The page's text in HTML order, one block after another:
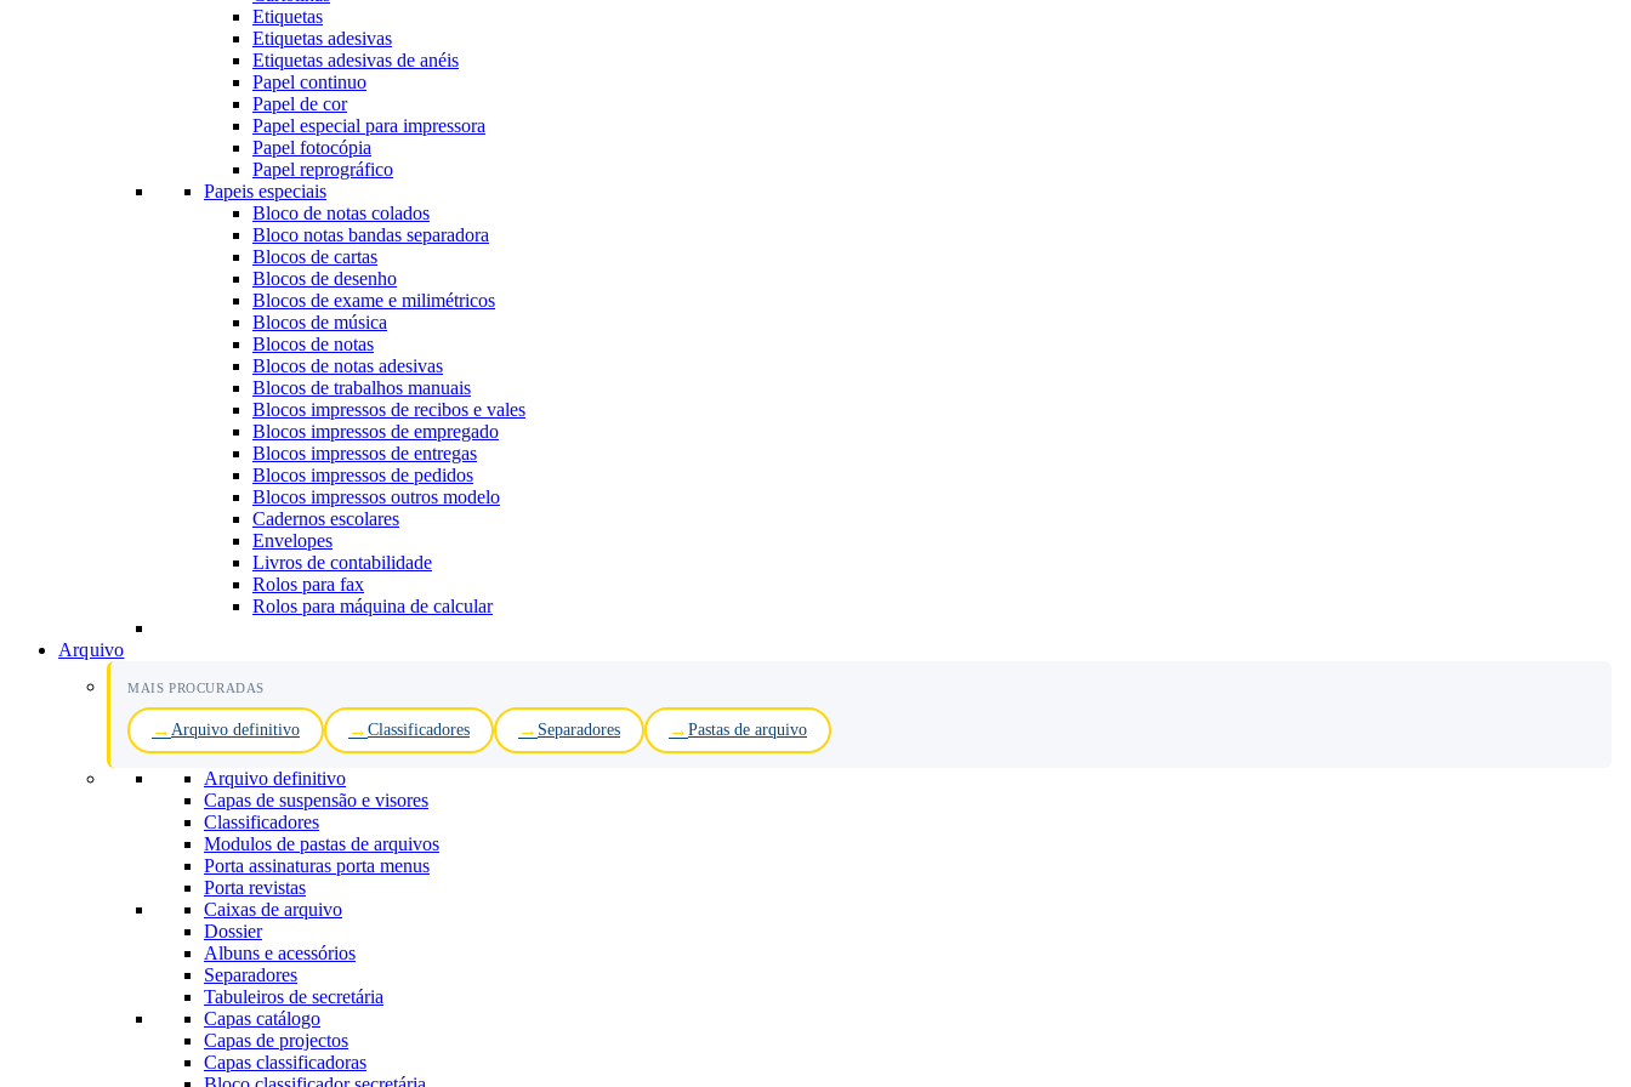
Etiquetas
Etiquetas adesivas
Etiquetas adesivas de anéis
Papel continuo
Papel de cor
Papel especial para impressora
Papel fotocópia
Papel reprográfico
Papeis especiais
Bloco de notas colados
Bloco notas bandas separadora
Blocos de cartas
Blocos de desenho
Blocos de exame e milimétricos
Blocos de música
Blocos de notas
Blocos de notas adesivas
Blocos de trabalhos manuais
Blocos impressos de recibos e vales
Blocos impressos de empregado
Blocos impressos de entregas
Blocos impressos de pedidos
Blocos impressos outros modelo
Cadernos escolares
Envelopes
Livros de contabilidade
Rolos para fax
Rolos para máquina de calcular
Arquivo
MAIS PROCURADAS
Arquivo definitivo Classificadores Separadores Pastas de arquivo
Arquivo definitivo
Capas de suspensão e visores
Classificadores
Modulos de pastas de arquivos
Porta assinaturas porta menus
Porta revistas
Caixas de arquivo
Dossier
Albuns e acessórios
Separadores
Tabuleiros de secretária
Capas catálogo
Capas de projectos
Capas classificadoras